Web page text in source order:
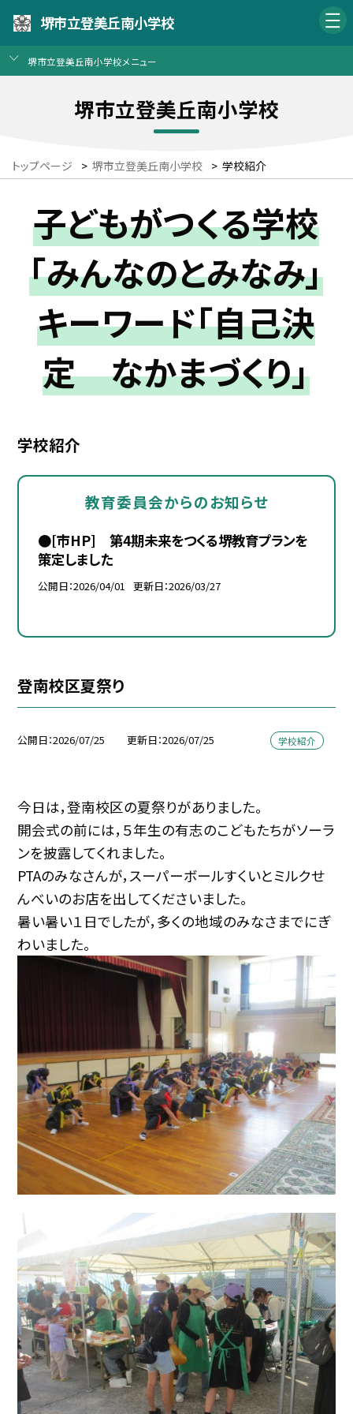
堺市立登美丘南小学校
堺市立登美丘南小学校メニュー
堺市立登美丘南小学校
トップページ > 堺市立登美丘南小学校 > 学校紹介
子どもがつくる学校
「みんなのとみなみ」
キーワード「自己決
定 なかまづくり」
学校紹介
教育委員会からのお知らせ
●[市HP] 第4期未来をつくる堺教育プランを
策定しました
公開日 2026/04/01 更新日 2026/03/27
登南校区夏祭り
公開日 2026/07/25 更新日 2026/07/25 学校紹介
今日は，登南校区の夏祭りがありました。
開会式の前には，５年生の有志のこどもたちがソーラ
ンを披露してくれました。
PTAのみなさんが，スーパーボールすくいとミルクせ
んべいのお店を出してくださいました。
暑い暑い１日でしたが，多くの地域のみなさまでにぎ
わいました。